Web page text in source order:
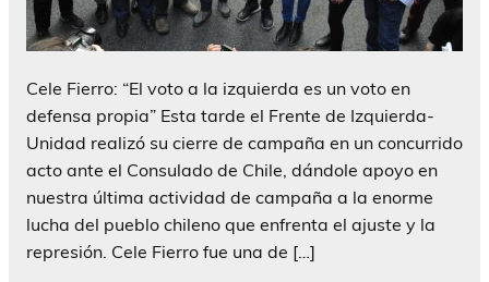
Cele Fierro: “El voto a la izquierda es un voto en
defensa propia” Esta tarde el Frente de Izquierda-
Unidad realizó su cierre de campaña en un concurrido
acto ante el Consulado de Chile, dándole apoyo en
nuestra última actividad de campaña a la enorme
lucha del pueblo chileno que enfrenta el ajuste y la
represión. Cele Fierro fue una de […]